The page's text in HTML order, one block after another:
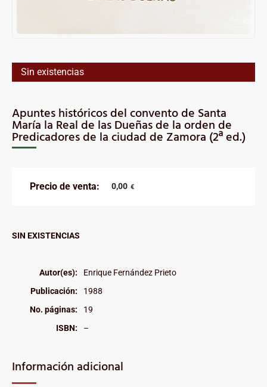
Sin existencias
Apuntes históricos del convento de Santa
María la Real de las Dueñas de la orden de
Predicadores de la ciudad de Zamora (2ª ed.)
Precio de venta: 0,00 €
SIN EXISTENCIAS
Autor(es):
Enrique Fernández Prieto
Publicación:
1988
No. páginas:
19
ISBN:
–
Información adicional